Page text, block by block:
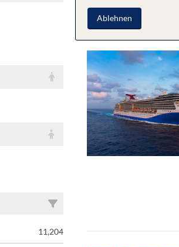
11,204
Alaska ab
Ablehnen